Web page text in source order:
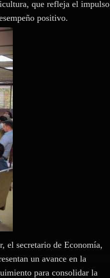
que refleja el impulso
positivo.
el secretario de Economía,
un avance en la
para consolidar la